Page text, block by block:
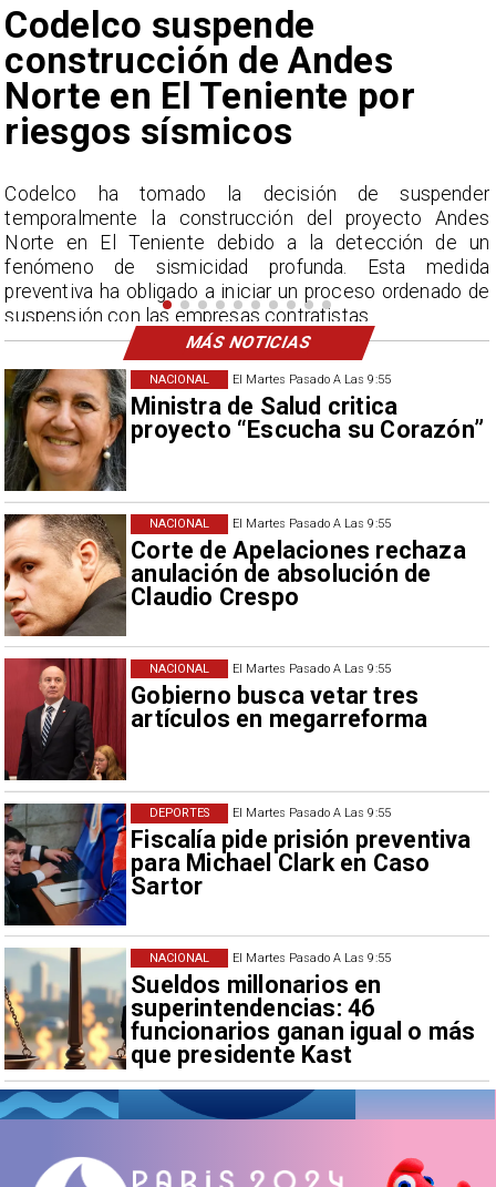
El Martes Pasado A Las 9:55
Ministra de Salud critica
proyecto “Escucha su Corazón”
NACIONAL
El Martes Pasado A Las 9:55
Corte de Apelaciones rechaza
anulación de absolución de
Claudio Crespo
NACIONAL
El Martes Pasado A Las 9:55
Gobierno busca vetar tres
artículos en megarreforma
NACIONAL
El Martes Pasado A Las 9:55
Fiscalía pide prisión preventiva
para Michael Clark en Caso
Sartor
DEPORTES
El Martes Pasado A Las 9:55
Sueldos millonarios en
superintendencias: 46
funcionarios ganan igual o más
que presidente Kast
NACIONAL
Lluvias históricas en Chile:
ciudades alcanzan máximos
nunca vistos
La Dirección Meteorológica de Chile reporta
acumulados sin precedentes en julio y pronostica lluvias
por encima del promedio en agosto.
MÁS NOTICIAS